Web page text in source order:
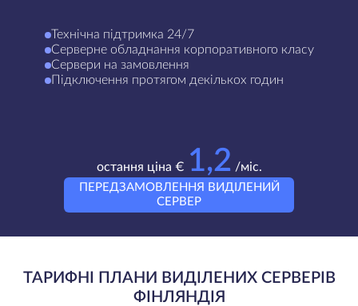
Технічна підтримка 24/7
Серверне обладнання корпоративного класу
Сервери на замовлення
Підключення протягом декількох годин
остання ціна € 1,2 /міс.
ПЕРЕДЗАМОВЛЕННЯ ВИДІЛЕНИЙ
СЕРВЕР
ТАРИФНІ ПЛАНИ ВИДІЛЕНИХ СЕРВЕРІВ
ФІНЛЯНДІЯ